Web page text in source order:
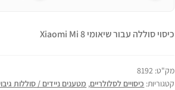
כיסוי סוללה עבור שיאומי Xiaomi Mi 8
מק"ט: 8192
קטגוריות: כיסויים לסלולריים, מטענים ניידים / סוללות